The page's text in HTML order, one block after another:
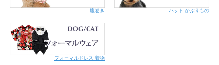
【注意 ※開封後はなるべく早くご使用ください。
※直射日光および高温多湿な場所は避けてください。
【阪急
ハロー
ドッグ
愛犬にいつまでもおいしく食べてもらえて健康に過ごしてもらえるよ
う、59種類の栄養素が含まれた話題のユーグレナ（和名:ミドリムシ）を
配合したオリジナルフードや、お惣菜・おやつを販売。動物たちの健康
をサポートし、地域への貢献を目指して運営している獣医師団体「葉月
会」が推奨しています。さらに愛犬・愛猫との、より豊かで上質なライ
腹巻き ハット かぶりもの
フォーマルドレス 着物